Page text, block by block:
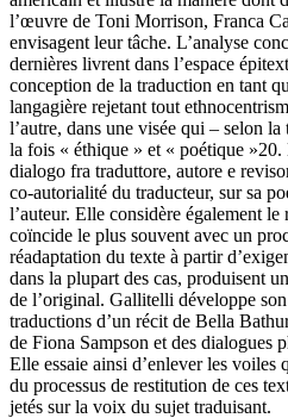
l’œuvre de Toni Morrison, Franca
envisagent leur tâche. L’analyse
dernières livrent dans l’espace
conception de la traduction en tant
langagière rejetant tout
l’autre, dans une visée qui – selon
la fois « éthique » et « poétique »20.
dialogo fra traduttore, autore e
co-autorialité du traducteur, sur sa
l’auteur. Elle considère également
coïncide le plus souvent avec un
réadaptation du texte à partir
dans la plupart des cas, produisent
de l’original. Gallitelli développe son
traductions d’un récit de Bella
de Fiona Sampson et des dialogues
Elle essaie ainsi d’enlever les voiles
du processus de restitution de ces
jetés sur la voix du sujet traduisant.